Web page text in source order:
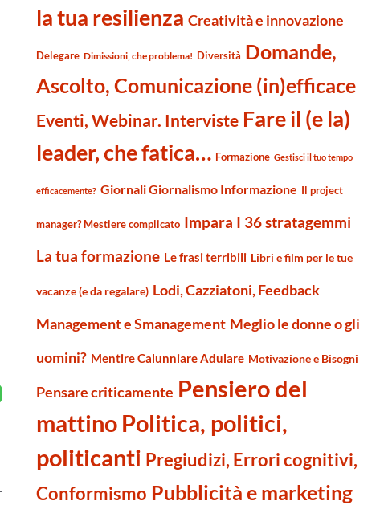
la tua resilienza Creatività e innovazione
Delegare Dimissioni, che problema! Diversità Domande,
Ascolto, Comunicazione (in)efficace
Eventi, Webinar. Interviste Fare il (e la)
leader, che fatica… Formazione Gestisci il tuo tempo
efficacemente? Giornali Giornalismo Informazione Il project
manager? Mestiere complicato Impara I 36 stratagemmi
La tua formazione Le frasi terribili Libri e film per le tue
vacanze (e da regalare) Lodi, Cazziatoni, Feedback
Management e Smanagement Meglio le donne o gli
uomini? Mentire Calunniare Adulare Motivazione e Bisogni
Pensare criticamente Pensiero del
mattino Politica, politici,
politicanti Pregiudizi, Errori cognitivi,
Conformismo Pubblicità e marketing